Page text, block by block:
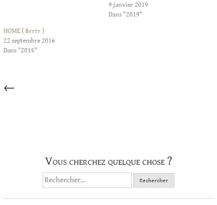
9 janvier 2019
Dans "2019"
HOME ( Brrrr )
22 septembre 2016
Dans "2015"
Articles
←
Vous cherchez quelque chose ?
Rechercher :